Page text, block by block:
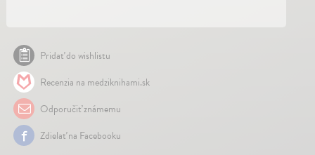
Pridať do wishlistu
Recenzia na medziknihami.sk
Odporučiť známemu
Zdielať na Facebooku